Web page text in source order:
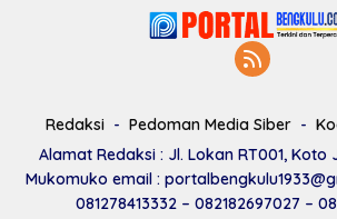
Redaksi Pedoman Media Siber
Alamat Redaksi : Jl. Lokan RT001,
Mukomuko email :
081278413332 – 082182697027 –